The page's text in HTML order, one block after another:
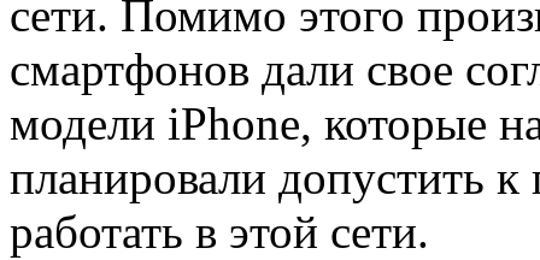
сети. Помимо этого
смартфонов дали свое
модели iPhone, которые
планировали допустить
работать в этой сети.